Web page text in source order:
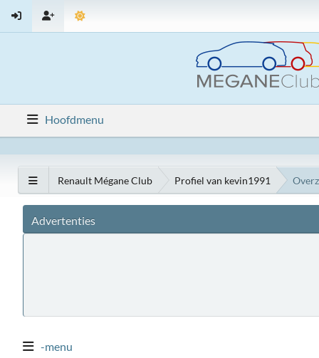
Hoofdmenu
Renault Mégane Club Profiel van kevin1991
Advertenties
-menu